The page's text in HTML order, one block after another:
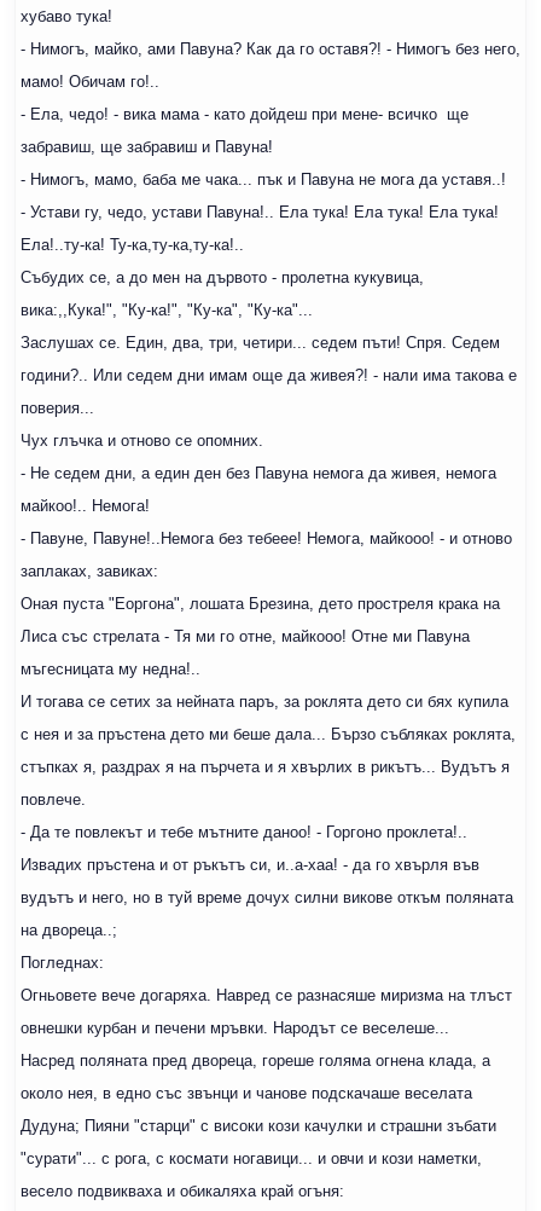
хубаво тука!
- Нимогъ, майко, ами Павуна? Как да го оставя?! - Нимогъ без него,
мамо! Обичам го!..
- Ела, чедо! - вика мама - като дойдеш при мене- всичко ще
забравиш, ще забравиш и Павуна!
- Нимогъ, мамо, баба ме чака... пък и Павуна не мога да уставя..!
- Устави гу, чедо, устави Павуна!.. Ела тука! Ела тука! Ела тука!
Ела!..ту-ка! Ту-ка,ту-ка,ту-ка!..
Събудих се, а до мен на дървото - пролетна кукувица,
вика:,,Кука!", "Ку-ка!", "Ку-ка", "Ку-ка"...
Заслушах се. Един, два, три, четири... седем пъти! Спря. Седем
години?.. Или седем дни имам още да живея?! - нали има такова е
поверия...
Чух глъчка и отново се опомних.
- Не седем дни, а един ден без Павуна немога да живея, немога
майкоо!.. Немога!
- Павуне, Павуне!..Немога без тебеее! Немога, майкооо! - и отново
заплаках, завиках:
Оная пуста "Еоргона", лошата Брезина, дето простреля крака на
Лиса със стрелата - Тя ми го отне, майкооо! Отне ми Павуна
мъгесницата му недна!..
И тогава се сетих за нейната паръ, за роклята дето си бях купила
с нея и за пръстена дето ми беше дала... Бързо събляках роклята,
стъпках я, раздрах я на пърчета и я хвърлих в рикътъ... Вудътъ я
повлече.
- Да те повлекът и тебе мътните даноо! - Горгоно проклета!..
Извадих пръстена и от ръкътъ си, и..а-хаа! - да го хвърля във
вудътъ и него, но в туй време дочух силни викове откъм поляната
на двореца..;
Погледнах:
Огньовете вече догаряха. Навред се разнасяше миризма на тлъст
овнешки курбан и печени мръвки. Народът се веселеше...
Насред поляната пред двореца, гореше голяма огнена клада, а
около нея, в едно със звънци и чанове подскачаше веселата
Дудуна; Пияни "старци" с високи кози качулки и страшни зъбати
"сурати"... с рога, с космати ногавици... и овчи и кози наметки,
весело подвикваха и обикаляха край огъня: